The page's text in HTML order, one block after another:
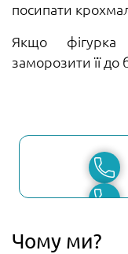
посипати
Якщо фігурка
заморозити її до
Чому ми?